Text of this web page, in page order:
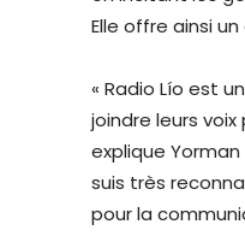
Elle offre ainsi
« Radio Lío est
joindre leurs
explique
suis très
pour la